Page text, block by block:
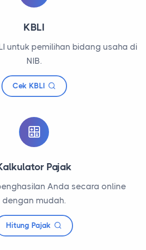
KBLI
untuk pemilihan bidang usaha di
NIB.
Cek KBLI
Pajak
Anda secara online
dengan mudah.
Hitung Pajak